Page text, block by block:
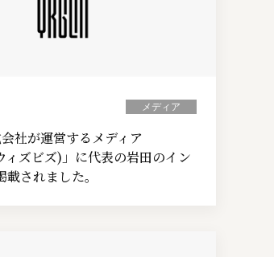
メディア
社が運営するメディア
ィズビズ)」に代表の岩田のイン
されました。